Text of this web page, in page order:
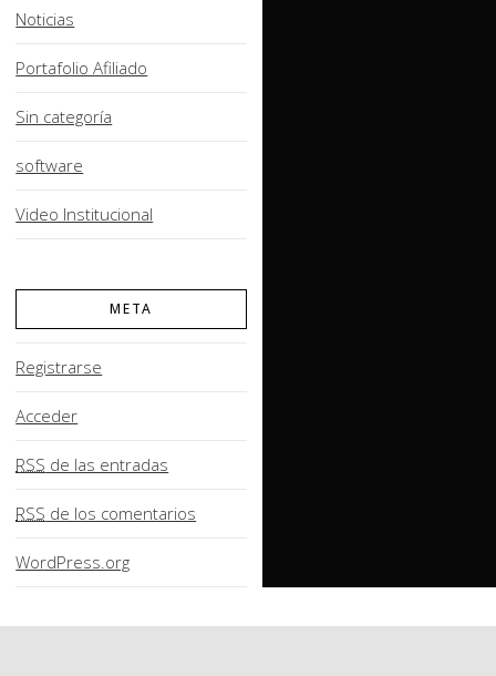
Noticias
Portafolio Afiliado
Sin categoría
software
Video Institucional
META
Registrarse
Acceder
RSS de las entradas
RSS de los comentarios
WordPress.org